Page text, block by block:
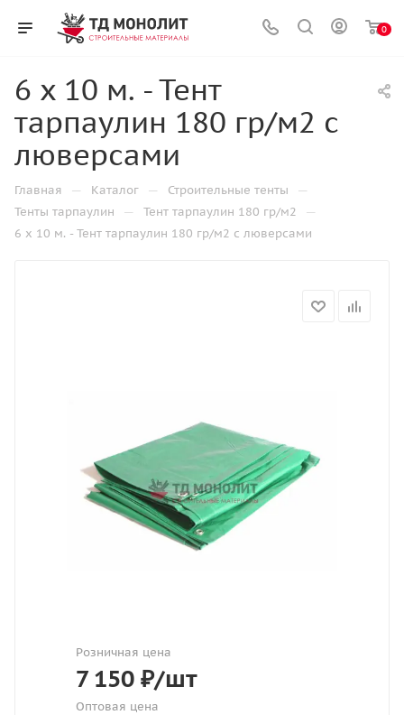
0
6 х 10 м. - Тент
тарпаулин 180 гр/м2 с
люверсами
Главная — Каталог — Строительные тенты —
Тенты тарпаулин — Тент тарпаулин 180 гр/м2 —
6 х 10 м. - Тент тарпаулин 180 гр/м2 с люверсами
Розничная цена
7 150 ₽/шт
Оптовая цена